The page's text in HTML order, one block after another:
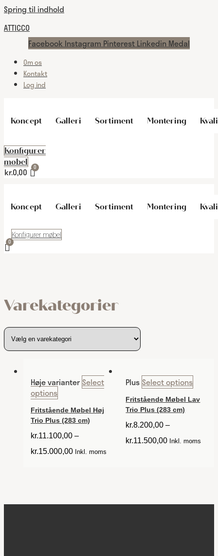
Spring til indhold
ATTICCO
Facebook Instagram Pinterest Linkedin Medal
Om os
Kontakt
Log ind
Koncept Galleri Sortiment Montering
Konfigurer
møbel
kr.0,00
Koncept Galleri Sortiment Montering
Konfigurer møbel
Varekategorier
Høje varianter Select
options
Fritstående Møbel Høj
Trio Plus (283 cm)
kr.11.100,00 –
kr.15.000,00 Inkl. moms
Plus Select options
Fritstående Møbel Lav
Trio Plus (283 cm)
kr.8.200,00 –
kr.11.500,00 Inkl. moms